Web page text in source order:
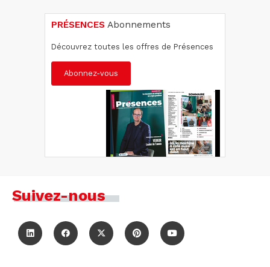
PRÉSENCES Abonnements
Découvrez toutes les offres de Présences
Abonnez-vous
Suivez-nous